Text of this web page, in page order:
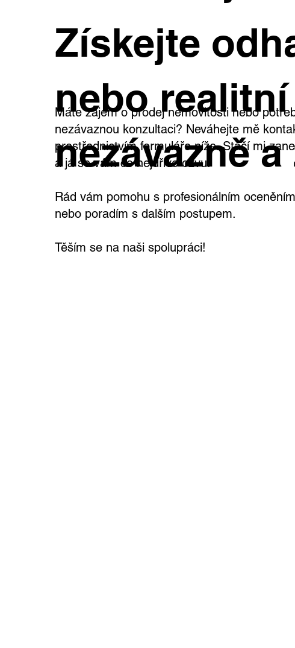
Získejte
nebo
nezávazně
Máte zájem o prodej nemovitosti nebo
nezávaznou konzultaci? Neváhejte mě
prostřednictvím formuláře níže. Stačí mi
a já se vám co nejdříve ozvu.
Rád vám pomohu s profesionálním
nebo poradím s dalším postupem.
Těším se na naši spolupráci!